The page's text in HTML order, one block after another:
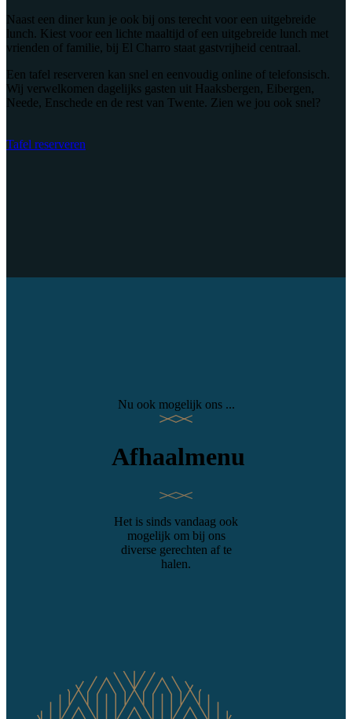
Naast een diner kun je ook bij ons terecht voor een uitgebreide
lunch. Kiest voor een lichte maaltijd of een uitgebreide lunch met
vrienden of familie, bij El Charro staat gastvrijheid centraal.
Een tafel reserveren kan snel en eenvoudig online of telefonsisch.
Wij verwelkomen dagelijks gasten uit Haaksbergen, Eibergen,
Neede, Enschede en de rest van Twente. Zien we jou ook snel?
Tafel reserveren
Nu ook mogelijk ons ...
Afhaalmenu
Het is sinds vandaag ook
mogelijk om bij ons
diverse gerechten af te
halen.